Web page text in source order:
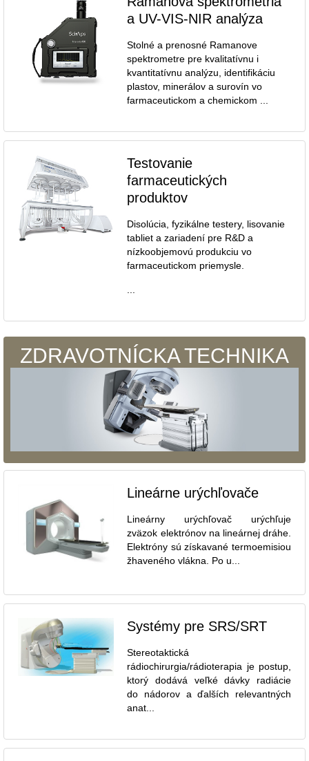
a UV-VIS-NIR analýza
Stolné a prenosné Ramanove
spektrometre pre kvalitatívnu i
kvantitatívnu analýzu, identifikáciu
plastov, minerálov a surovín vo
farmaceutickom a chemickom ...
Testovanie
farmaceutických
produktov
Disolúcia, fyzikálne testery, lisovanie
tabliet a zariadení pre R&D a
nízkoobjemovú produkciu vo
farmaceutickom priemysle.
...
ZDRAVOTNÍCKA TECHNIKA
Lineárne urýchľovače
Lineárny urýchľovač urýchľuje
zväzok elektrónov na lineárnej dráhe.
Elektróny sú získavané termoemisiou
žhaveného vlákna. Po u...
Systémy pre SRS/SRT
Stereotaktická
rádiochirurgia/rádioterapia je postup,
ktorý dodává veľké dávky radiácie
do nádorov a ďalších relevantných
anat...